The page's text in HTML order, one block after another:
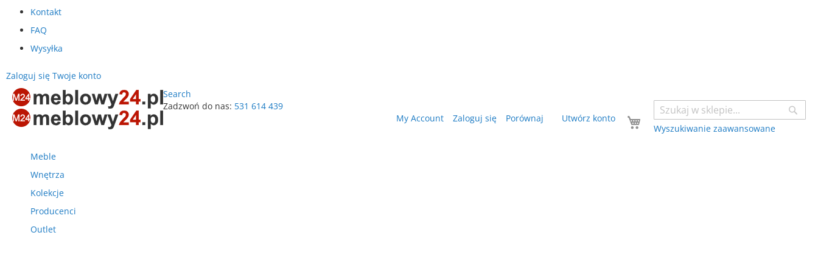
Kontakt
FAQ
Wysyłka
Zaloguj się Twoje konto
Search
Wyszukiwanie zaawansowane
Zadzwoń do nas: 531 614 439
Twój koszyk
My Account Zaloguj się Porównaj Utwórz konto
Meble
Wnętrza
Kolekcje
Producenci
Outlet